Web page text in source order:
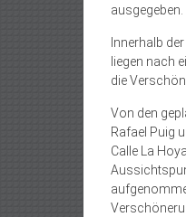
ausgegeben.
Innerhalb
liegen nach
die
Von den
Rafael Puig
Calle La